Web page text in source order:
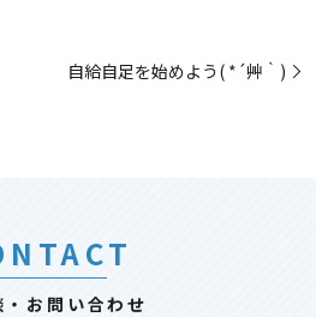
自給自足を始めよう( *´艸｀)
・お問い合わせ